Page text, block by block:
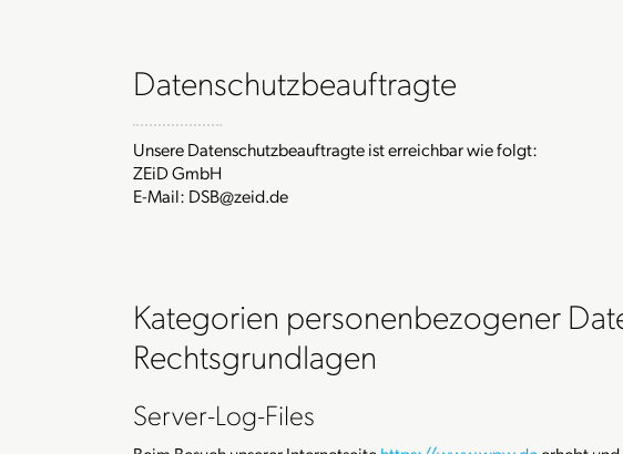
Datenschutzbeauftragte
Unsere Datenschutzbeauftragte ist erreichbar wie folgt:
ZEiD GmbH
E-Mail: DSB@zeid.de
Kategorien personenbezogener
Rechtsgrundlagen
Server-Log-Files